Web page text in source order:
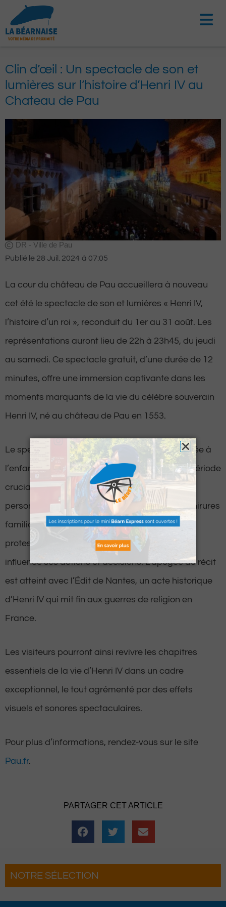
contenu
Clin d’œil : Un spectacle de son et
lumières sur l’histoire d’Henri IV au
Chateau de Pau
DR - Ville de Pau
Publié le 28 Juil. 2024 à 07:05
La cour du château de Pau accueillera à nouveau
cet été le spectacle de son et lumières « Henri IV,
l’histoire d’un roi », reconduit du 1er au 31 août. Les
représentations auront lieu de 22h à 23h45, du jeudi
au samedi. Ce spectacle gratuit, d’une durée de 12
minutes, offre une immersion captivante dans les
moments marquants de la vie du célèbre souverain
Henri IV, né au château de Pau en 1553.
Le spectacle débute par une introduction dédiée à
l’enfance paloise et béarnaise d’Henri IV, une période
cruciale qui a forgé son tempérament et sa
personnalité. Ensuite, il met en lumière les déchirures
familiales entre son père catholique et sa mère
protestante, des conflits qui ont profondément
influencé ses actions et décisions. L’apogée du récit
est atteint avec l’Édit de Nantes, un acte historique
d’Henri IV qui mit fin aux guerres de religion en
France.
Les visiteurs pourront ainsi revivre les chapitres
essentiels de la vie d’Henri IV dans un cadre
exceptionnel, le tout agrémenté par des effets
visuels et sonores spectaculaires.
Pour plus d’informations, rendez-vous sur le site
Pau.fr.
PARTAGER CET ARTICLE
NOTRE SÉLECTION
Pau : La Fête du Roi fait son grand
pour une troisième édition